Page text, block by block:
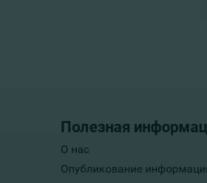
Полезная
О нас
Опубликование